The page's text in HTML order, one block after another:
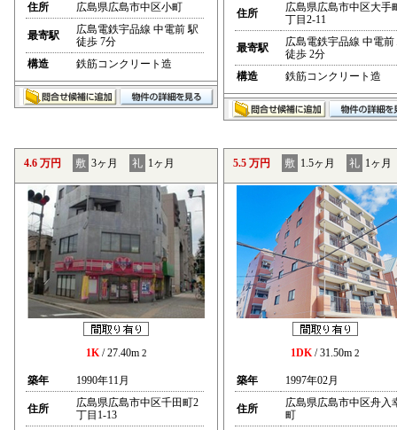
住所
広島県広島市中区小町
最寄駅
広島電鉄宇品線 中電前 駅
徒歩 7分
構造
鉄筋コンクリート造
住所
広島県広島市中区大手
丁目2-11
最寄駅
広島電鉄宇品線 中電前
徒歩 2分
構造
鉄筋コンクリート造
4.6 万円 敷 3ヶ月 礼 1ヶ月
1K/ 27.40m 2
築年 1990年11月
住所
広島県広島市中区千田町2
丁目1-13
5.5 万円 敷 1.5ヶ月 礼 1ヶ月
1DK/ 31.50m 2
築年 1997年02月
住所
広島県広島市中区舟入
町